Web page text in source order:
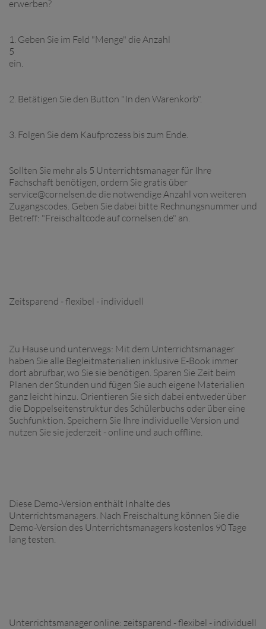
erwerben?
1. Geben Sie im Feld "Menge" die Anzahl
5
ein.
2. Betätigen Sie den Button "In den Warenkorb".
3. Folgen Sie dem Kaufprozess bis zum Ende.
Sollten Sie mehr als 5 Unterrichtsmanager für Ihre
Fachschaft benötigen, ordern Sie gratis über
service@cornelsen.de die notwendige Anzahl von weiteren
Zugangscodes. Geben Sie dabei bitte Rechnungsnummer und
Betreff: "Freischaltcode auf cornelsen.de" an.
Zeitsparend - flexibel - individuell
Zu Hause und unterwegs: Mit dem Unterrichtsmanager
haben Sie alle Begleitmaterialien inklusive E-Book immer
dort abrufbar, wo Sie sie benötigen. Sparen Sie Zeit beim
Planen der Stunden und fügen Sie auch eigene Materialien
ganz leicht hinzu. Orientieren Sie sich dabei entweder über
die Doppelseitenstruktur des Schülerbuchs oder über eine
Suchfunktion. Speichern Sie Ihre individuelle Version und
nutzen Sie sie jederzeit - online und auch offline.
Diese Demo-Version enthält Inhalte des
Unterrichtsmanagers. Nach Freischaltung können Sie die
Demo-Version des Unterrichtsmanagers kostenlos 90 Tage
lang testen.
Unterrichtsmanager online: zeitsparend - flexibel - individuell